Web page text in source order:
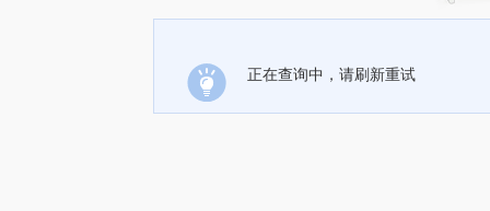
正在查询中，请刷新重试